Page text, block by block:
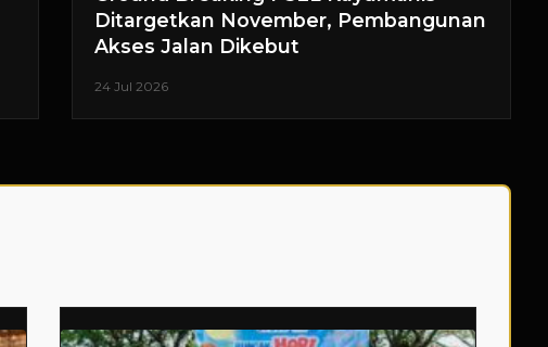
Ditargetkan November, Pembangunan
Akses Jalan Dikebut
24 Jul 2026